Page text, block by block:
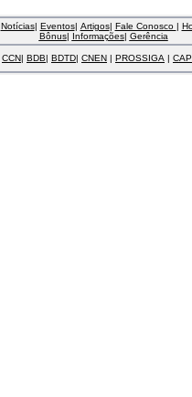
Notícias| Eventos| Artigos| Fale Conosco |
Bônus| Informações| Gerência
CCN| BDB| BDTD| CNEN | PROSSIGA |